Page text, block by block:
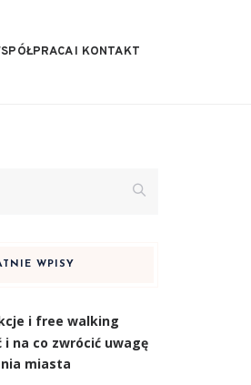
I KONTAKT
WPISY
i free walking
na co zwrócić uwagę
miasta